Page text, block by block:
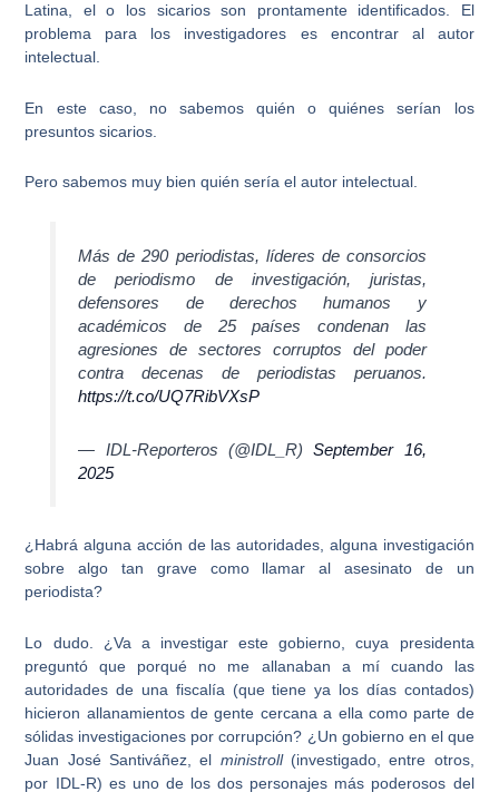
Latina, el o los sicarios son prontamente identificados. El
problema para los investigadores es encontrar al autor
intelectual.
En este caso, no sabemos quién o quiénes serían los
presuntos sicarios.
Perosabemos muy bien quién sería el autor intelectual.
Más de 290 periodistas, líderes de consorcios
de periodismo de investigación, juristas,
defensores de derechos humanos y
académicos de 25 países condenan las
agresiones de sectores corruptos del poder
contra decenas de periodistas peruanos.
https://t.co/UQ7RibVXsP
— IDL-Reporteros (@IDL_R)September 16,
2025
¿Habrá alguna acción de las autoridades, alguna investigación
sobre algo tan grave como llamar al asesinato de un
periodista?
Lo dudo. ¿Va a investigar este gobierno, cuya presidenta
preguntó que porqué no me allanaban a mí cuando las
autoridades de una fiscalía (que tiene ya los días contados)
hicieron allanamientos de gente cercana a ella como parte de
sólidas investigaciones por corrupción? ¿Un gobierno en el que
Juan José Santiváñez, el ministroll(investigado, entre otros,
por IDL-R) es uno de los dos personajes más poderosos del